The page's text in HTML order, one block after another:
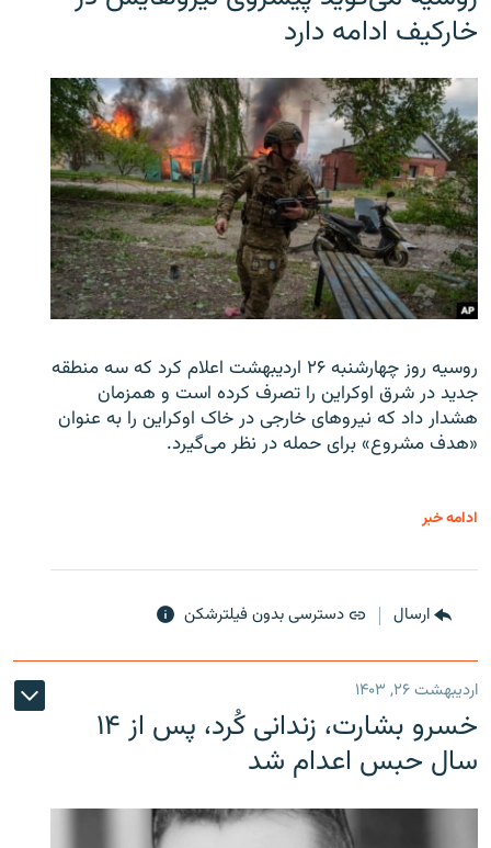
خارکیف ادامه دارد
روسیه روز چهارشنبه ۲۶ اردیبهشت اعلام کرد که سه منطقه
جدید در شرق اوکراین را تصرف کرده است و همزمان
هشدار داد که نیروهای خارجی در خاک اوکراین را به عنوان
«هدف مشروع» برای حمله در نظر می‌گیرد.
ادامه خبر
ارسال دسترسی بدون فیلترشکن
اردیبهشت ۲۶, ۱۴۰۳
خسرو بشارت، زندانی کُرد، پس از ۱۴
سال حبس اعدام شد